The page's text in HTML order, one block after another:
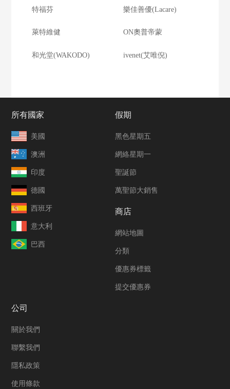
特福芬 樂佳善優(Lacare)
萊特維健 ON奧普帝蒙
和光堂(WAKODO) ivenet(艾唯倪)
所有國家
美國
澳洲
印度
德國
西班牙
意大利
巴西
假期
黑色星期五
網絡星期一
聖誕節
萬聖節大銷售
商店
網站地圖
分類
優惠券標籤
提交優惠券
公司
關於我們
聯繫我們
隱私政策
使用條款